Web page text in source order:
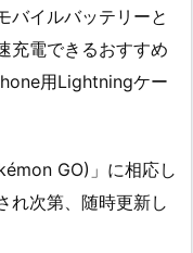
バイルバッテリーと
充電できるおすすめ
用Lightningケー
GO)」に相応し
れ次第、随時更新し